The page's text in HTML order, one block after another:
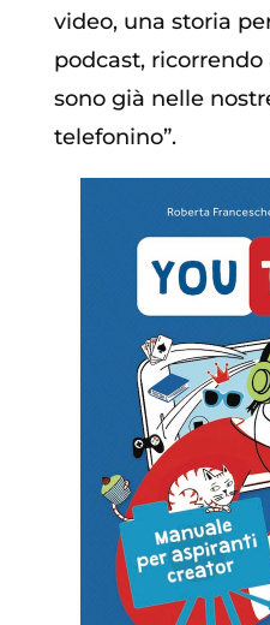
video, una storia
podcast,
sono già nelle
telefonino”.